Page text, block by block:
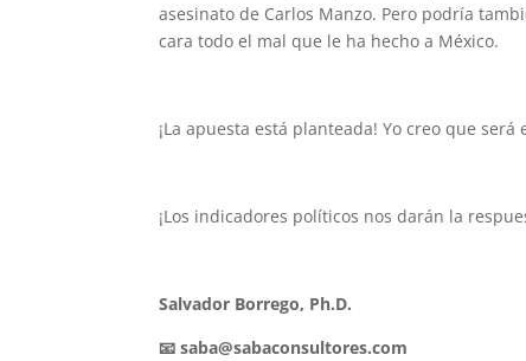
asesinato de Carlos Manzo. Pero podría
cara todo el mal que le ha hecho a México.
¡La apuesta está planteada! Yo creo que
¡Los indicadores políticos nos darán la
Salvador Borrego, Ph.D.
📧 saba@sabaconsultores.com